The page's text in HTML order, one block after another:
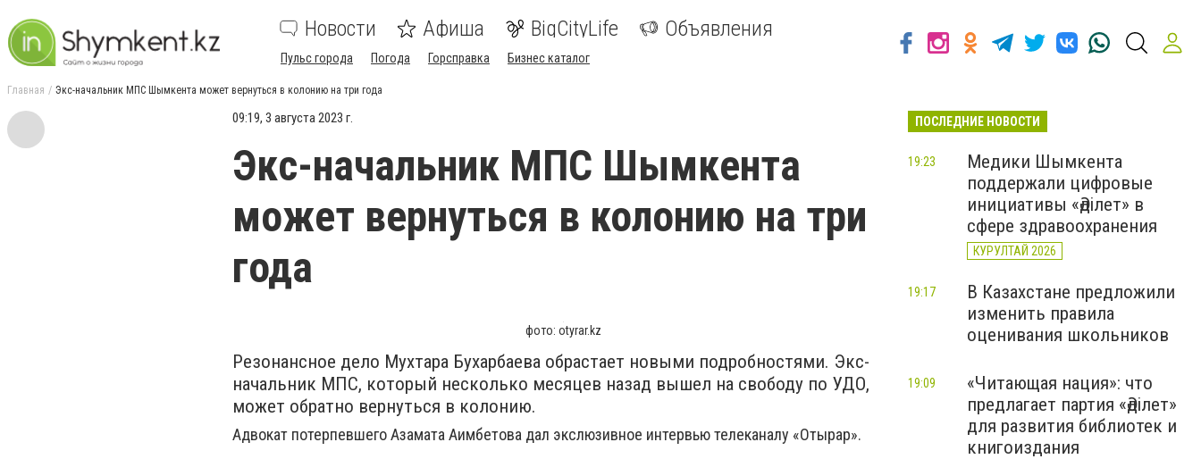
Новости Афиша BigCityLife Объявления
Пульс города Погода Горсправка Бизнес каталог
Главная Экс-начальник МПС Шымкента может вернуться в колонию на три года
09:19, 3 августа 2023 г.
Экс-начальник МПС Шымкента
может вернуться в колонию на три
года
фото: otyrar.kz
Резонансное дело Мухтара Бухарбаева обрастает новыми подробностями. Экс-
начальник МПС, который несколько месяцев назад вышел на свободу по УДО,
может обратно вернуться в колонию.
Адвокат потерпевшего Азамата Аимбетова дал экслюзивное интервью телеканалу «Отырар».
ПОСЛЕДНИЕ НОВОСТИ
Медики Шымкента
поддержали цифровые
инициативы «Әділет» в
сфере здравоохранения
КУРУЛТАЙ 2026
19:23
В Казахстане предложили
изменить правила
оценивания школьников
19:17
«Читающая нация»: что
предлагает партия «Әділет»
для развития библиотек и
книгоиздания
19:09